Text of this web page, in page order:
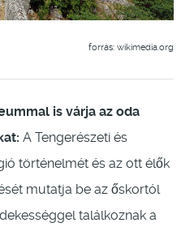
forrás: wikimedia.org
is várja az oda
A Tengerészeti és
történelmét és az ott élők
mutatja be az őskortól
találkoznak a